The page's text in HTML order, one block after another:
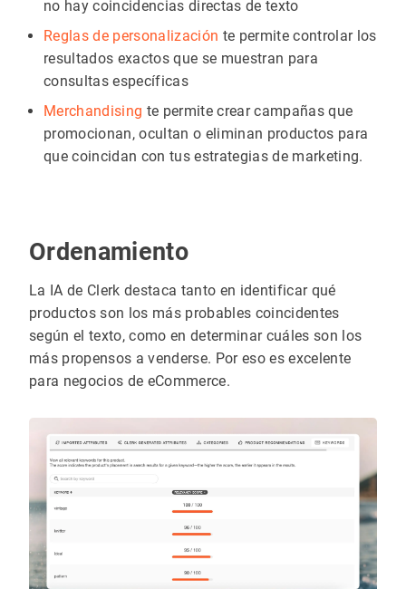
no hay coincidencias directas de texto
Reglas de personalización te permite controlar los
resultados exactos que se muestran para
consultas específicas
Merchandising te permite crear campañas que
promocionan, ocultan o eliminan productos para
que coincidan con tus estrategias de marketing.
Ordenamiento
La IA de Clerk destaca tanto en identificar qué
productos son los más probables coincidentes
según el texto, como en determinar cuáles son los
más propensos a venderse. Por eso es excelente
para negocios de eCommerce.